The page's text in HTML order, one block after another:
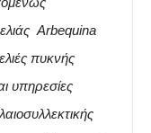
ελιάς Arbequina
πυκνής
υπηρεσίες